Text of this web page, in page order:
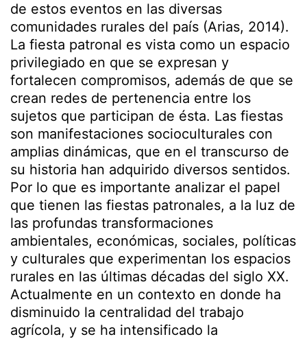
de estos eventos en las diversas
comunidades rurales del país (Arias, 2014).
La fiesta patronal es vista como un espacio
privilegiado en que se expresan y
fortalecen compromisos, además de que se
crean redes de pertenencia entre los
sujetos que participan de ésta. Las fiestas
son manifestaciones socioculturales con
amplias dinámicas, que en el transcurso de
su historia han adquirido diversos sentidos.
Por lo que es importante analizar el papel
que tienen las fiestas patronales, a la luz de
las profundas transformaciones
ambientales, económicas, sociales, políticas
y culturales que experimentan los espacios
rurales en las últimas décadas del siglo XX.
Actualmente en un contexto en donde ha
disminuido la centralidad del trabajo
agrícola, y se ha intensificado la